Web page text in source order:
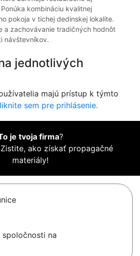
kombináciu kvalitnej
pokoja v tichej dedinskej lokalite.
a zachovávanie tradičných hodnôt
návštevníkov.
jednotlivých
majú prístup k týmto
sem pre prihlásenie.
je tvoja firma?
Zistite, ako získať propagačné
materiály!
na